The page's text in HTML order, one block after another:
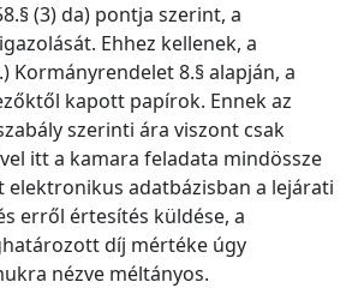
(3) da) pontja szerint, a
Ehhez kellenek, a
Kormányrendelet 8.§ alapján, a
kapott papírok. Ennek az
szerinti ára viszont csak
itt a kamara feladata mindössze
elektronikus adatbázisban a lejárati
erről értesítés küldése, a
díj mértéke úgy
nézve méltányos.